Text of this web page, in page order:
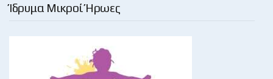
Ίδρυμα Μικροί Ήρωες